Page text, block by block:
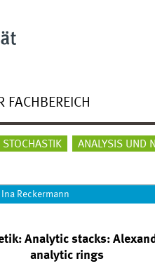
FACHBEREICH
STOCHASTIK ANALYSIS UND
Ina Reckermann
Analytic stacks:
analytic rings